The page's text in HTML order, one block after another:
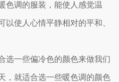
色调的服装，能使人感觉温
以使人心情平静相对的平和、
选一些偏冷色的颜色来做我们
，就适合选一些暖色调的颜色